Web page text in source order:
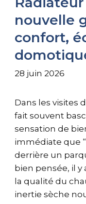
nouvelle
confort,
28 juin 2026
Dans les visites
fait souvent
sensation de
immédiate que
derrière un
bien pensée, il y
la qualité du
inertie sèche